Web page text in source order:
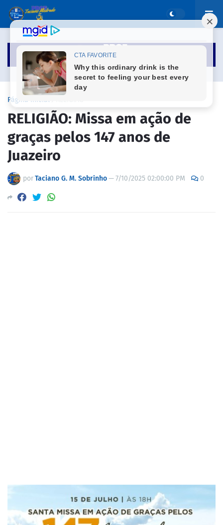
Página inicial
RELIGIÃO: Missa em ação de
graças pelos 147 anos de
Juazeiro
porTaciano G. M. Sobrinho—7/10/2025 02:00:00 PM 0